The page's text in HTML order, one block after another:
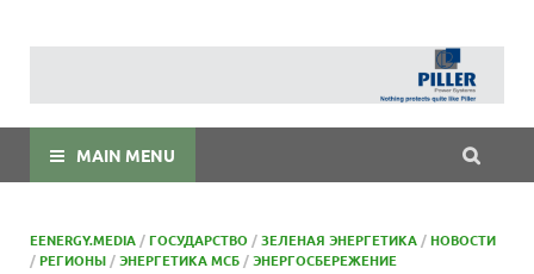
MAIN MENU
EENERGY.MEDIA /ГОСУДАРСТВО /ЗЕЛЕНАЯ ЭНЕРГЕТИКА /НОВОСТИ
/РЕГИОНЫ /ЭНЕРГЕТИКА МСБ /ЭНЕРГОСБЕРЕЖЕНИЕ